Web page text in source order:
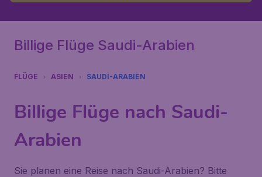
Billige Flüge Saudi-Arabien
FLÜGE ASIEN SAUDI-ARABIEN
Billige Flüge nach Saudi-
Arabien
Sie planen eine Reise nach Saudi-Arabien? Bitte